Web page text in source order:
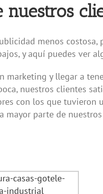
menos costosa,
y aquí puedes ver
marketing y llegar a
nuestros clientes
con los que tuvieron
parte de